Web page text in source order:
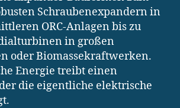
Schraubenexpandern in
ORC-Anlagen bis zu
in großen
oder Biomassekraftwerken.
Energie treibt einen
die eigentliche elektrische